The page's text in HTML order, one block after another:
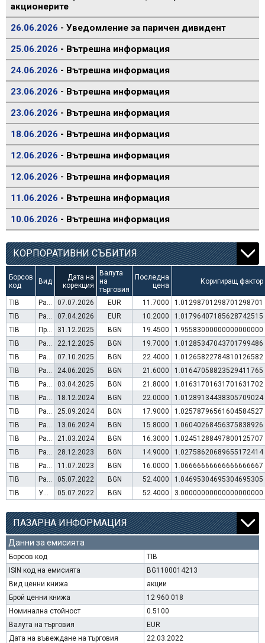
акционерите
26.06.2026 - Уведомление за паричен дивидент
25.06.2026 - Вътрешна информация
24.06.2026 - Вътрешна информация
23.06.2026 - Вътрешна информация
23.06.2026 - Вътрешна информация
18.06.2026 - Вътрешна информация
12.06.2026 - Вътрешна информация
12.06.2026 - Вътрешна информация
11.06.2026 - Вътрешна информация
10.06.2026 - Вътрешна информация
КОРПОРАТИВНИ СЪБИТИЯ
Борсов
код
Вид
Дата на
корекция
Валута
на
търговия
Последна
цена
Коригиращ фактор
TIB Раздаване на дивидент 07.07.2026 EUR 11.7000
1.01298701298701298701
TIB
Раздаване на дивидент 07.04.2026 EUR 10.2000
1.01796407185628742515
TIB
Преминаване към търговия в Евро 31.12.2025 BGN 19.4500
1.95583000000000000000
TIB
Раздаване на дивидент 22.12.2025 BGN 19.7000
1.01285347043701799486
TIB
Раздаване на дивидент 07.10.2025 BGN 22.4000
1.01265822784810126582
TIB
Раздаване на дивидент 24.06.2025 BGN 21.6000
1.01647058823529411765
TIB
Раздаване на дивидент 03.04.2025 BGN 21.8000
1.01631701631701631702
TIB
Раздаване на дивидент 18.12.2024 BGN 22.0000
1.01289134438305709024
TIB
Раздаване на дивидент 25.09.2024 BGN 17.9000
1.02578796561604584527
TIB
Раздаване на дивидент 13.06.2024 BGN 15.8000
1.06040268456375838926
TIB
Раздаване на дивидент 21.03.2024 BGN 16.3000
1.02451288497800125707
TIB
Раздаване на дивидент 28.12.2023 BGN 14.9000
1.02758620689655172414
TIB
Раздаване на дивидент 11.07.2023 BGN 16.0000
1.06666666666666666667
TIB
Раздаване на дивидент 05.07.2022 BGN 52.4000
1.04695304695304695305
TIB
Увеличение на капитал (резерви) 05.07.2022 BGN 52.4000 3.00000000000000000000
ПАЗАРНА ИНФОРМАЦИЯ
Данни за емисията
Борсов код
TIB
ISIN код на емисията
BG1100014213
Вид ценни книжа
акции
Брой ценни книжа
12 960 018
Номинална стойност
0.5100
Валута на търговия
EUR
Дата на въвеждане на търговия
22.03.2022